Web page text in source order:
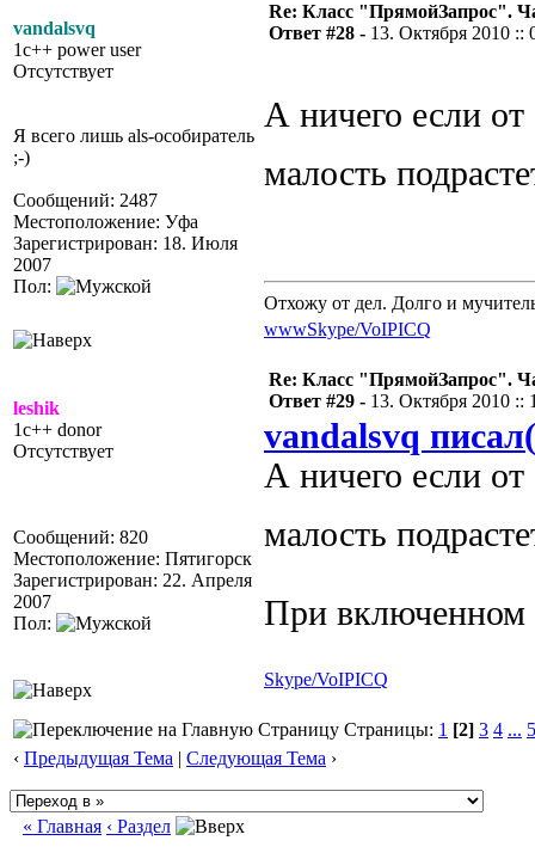
vandalsvq
1c++ power user
Отсутствует
Я всего лишь als-особиратель
;-)
Сообщений: 2487
Местоположение: Уфа
Зарегистрирован: 18. Июля
2007
Пол:
Re: Класс "ПрямойЗапрос".
Ответ #28 - 13. Октября 2010 ::
А ничего если от
малость
Отхожу от дел. Долго и
wwwSkype/VoIPICQ
leshik
1c++ donor
Отсутствует
Сообщений: 820
Местоположение: Пятигорск
Зарегистрирован: 22. Апреля
2007
Пол:
Re: Класс "ПрямойЗапрос".
Ответ #29 - 13. Октября 2010 ::
vandalsvq
А ничего если от
малость
При включенном
Skype/VoIPICQ
Страницы: 1 [2] 3 4 ...
‹ Предыдущая Тема | Следующая Тема ›
« Главная ‹ Раздел